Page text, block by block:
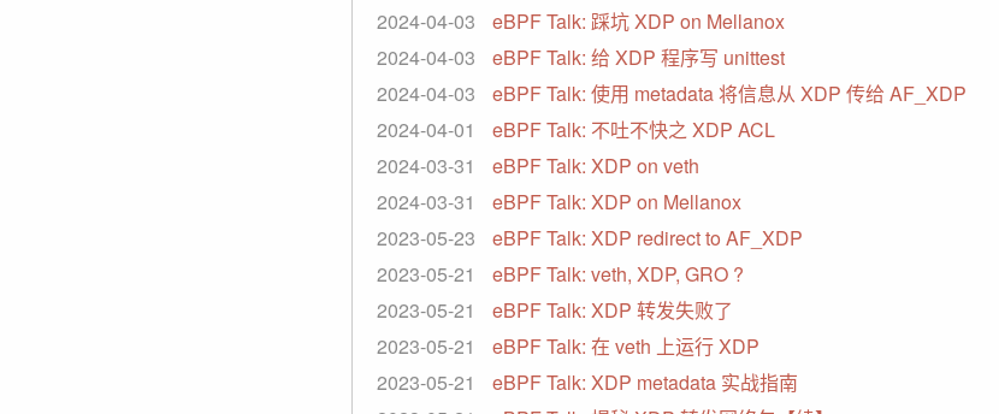
2024-04-03
eBPF Talk: 踩坑 XDP on Mellanox
2024-04-03
eBPF Talk: 给 XDP 程序写 unittest
2024-04-03
eBPF Talk: 使用 metadata 将信息从 XDP 传给 AF_XDP
2024-04-01
eBPF Talk: 不吐不快之 XDP ACL
2024-03-31
eBPF Talk: XDP on veth
2024-03-31
eBPF Talk: XDP on Mellanox
2023-05-23
eBPF Talk: XDP redirect to AF_XDP
2023-05-21
eBPF Talk: veth, XDP, GRO ?
2023-05-21
eBPF Talk: XDP 转发失败了
2023-05-21
eBPF Talk: 在 veth 上运行 XDP
2023-05-21
eBPF Talk: XDP metadata 实战指南